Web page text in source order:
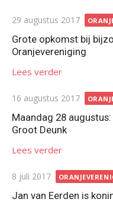
Gepubliceerd
op
29 augustus 2017
Grote opkomst bij
Oranjevereniging
Lees verder
Gepubliceerd
op
16 augustus 2017
Maandag 28
Groot Deunk
Lees verder
Gepubliceerd
op
8 juli 2017
Jan van Eerden is